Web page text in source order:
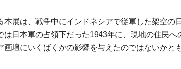
本展は、戦争中にインドネシアで従軍した架空
日本軍の占領下だった1943年に、現地の住民
壇にいくばくかの影響を与えたのではないかと